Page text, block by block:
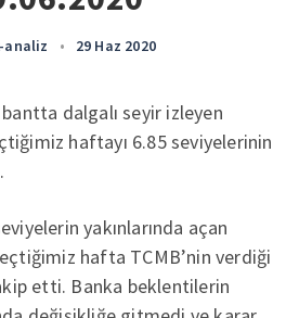
analiz • 29 Haz 2020
dalgalı seyir izleyen
haftayı 6.85 seviyelerinin
yakınlarında açan
hafta TCMB’nin verdiği
etti. Banka beklentilerin